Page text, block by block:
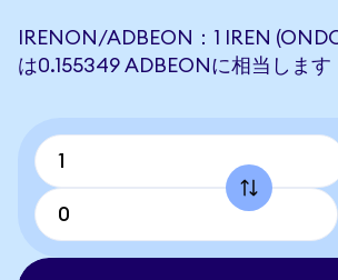
IRENON/ADBEON：1 IREN
は0.155349 ADBEONに相当します